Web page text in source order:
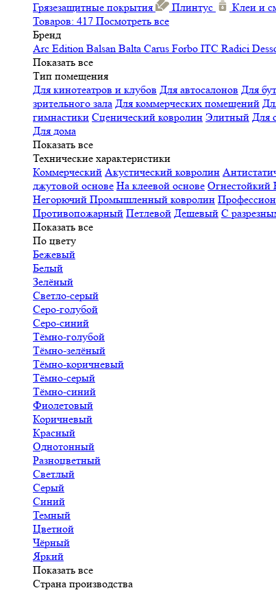
Грязезащитные покрытия
Плинтус
Клеи и
Товаров: 417 Посмотреть все
Бренд
Arc Edition Balsan Balta Carus Forbo ITC Radici
Показать все
Тип помещения
Для кинотеатров и клубов Для автосалонов Для
зрительного зала Для коммерческих помещений
гимнастики Сценический ковролин Элитный Для
Для дома
Показать все
Технические характеристики
Коммерческий Акустический ковролин
джутовой основе На клеевой основе Огнестойкий
Негорючий Промышленный ковролин
Противопожарный Петлевой Дешевый С
Показать все
По цвету
Бежевый
Белый
Зелёный
Светло-серый
Серо-голубой
Серо-синий
Тёмно-голубой
Тёмно-зелёный
Тёмно-коричневый
Тёмно-серый
Тёмно-синий
Фиолетовый
Коричневый
Красный
Однотонный
Разноцветный
Светлый
Серый
Синий
Темный
Цветной
Чёрный
Яркий
Показать все
Страна производства